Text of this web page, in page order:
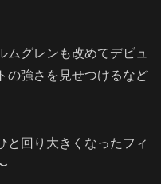
ムグレンも改めてデビュ
の強さを見せつけるなど
と回り大きくなったフィ